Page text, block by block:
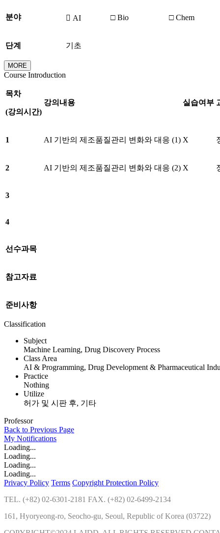
분야  AI □ Bio □ Chem
단계 기초
MORE
Course Introduction
목차
(강의시간)
강의내용 실습여부
1 AI 기반의 제조품질관리 변화와 대응 (1) X
2 AI 기반의 제조품질관리 변화와 대응 (2) X
3
4
선수과목
참고자료
준비사항
Classification
Subject
Machine Learning, Drug Discovery Process
Class Area
AI & Programming, Drug Development & Pharmaceutical
Practice
Nothing
Utilize
허가 및 시판 후, 기타
Professor
Back to Previous Page
My Notifications
Loading...
Loading...
Loading...
Loading...
Privacy Policy Terms Copyright Protection Policy
TEL. (+82) 02-6301-2181 FAX. (+82) 02-6499-2134
161, Hyoryeong-ro, Seocho-gu, Seoul, Republic of Korea (03722)